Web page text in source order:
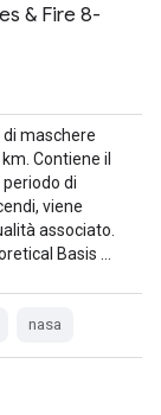
& Fire 8-
di maschere
Contiene il
di
viene
associato.
Basis …
nasa